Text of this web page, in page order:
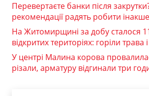
Перевертаєте банки після
рекомендації радять робити інакше
На Житомирщині за добу сталося
відкритих територіях: горіли трава і
У центрі Малина корова
різали, арматуру відгинали три